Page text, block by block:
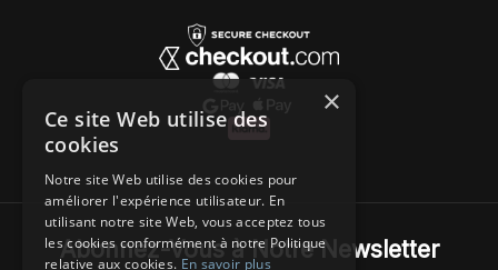
Abonnez-Vous à Notre Newsletter
×
Ce site Web utilise des
cookies
Notre site Web utilise des cookies pour
améliorer l'expérience utilisateur. En
utilisant notre site Web, vous acceptez tous
les cookies conformément à notre Politique
relative aux cookies.En savoir plus